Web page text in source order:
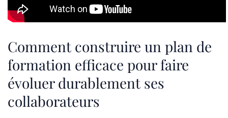
Comment construire un plan de
formation efficace pour faire
évoluer durablement ses
collaborateurs